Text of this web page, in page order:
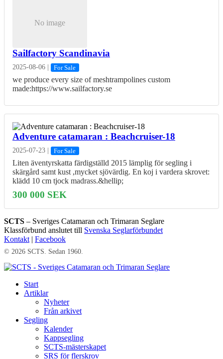
No image
Sailfactory Scandinavia
2025-08-06 | For Sale
we produce every size of meshtrampolines custom
made:https://www.sailfactory.se
Adventure catamaran : Beachcruiser-18
2025-07-23 | For Sale
Liten äventyrskatta färdigställd 2015 lämplig för segling i
skärgård samt kust ,mycket sjövärdig. En koj i vardera skrovet:
klädd 10 cm tjock madrass.&hellip;
300 000 SEK
SCTS – Sveriges Catamaran och Trimaran Seglare
Klassförbund anslutet till Svenska Seglarförbundet
Kontakt | Facebook
© 2026 SCTS. Sedan 1960.
Start
Artiklar
Nyheter
Från arkivet
Segling
Kalender
Kappsegling
SCTS-mästerskapet
SRS för flerskrov